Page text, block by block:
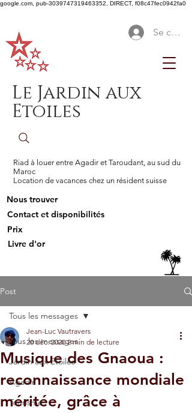
google.com, pub-3039747319463352, DIRECT, f08c47fec0942fa0
Se
Le Jardin aux
Etoiles
Riad à louer entre Agadir et Taroudant, au sud du
Maroc
Location de vacances chez un résident suisse
Nous trouver
Contact et disponibilités
Prix
Livre d'or
Post
Tous les messages
Jardin aux Etoiles
Agadir
Tourisme
Tous les messages
Musique des Gnaoua :
reconnaissance mondiale
méritée, grâce à
Jean-Luc Vautravers
20 déc. 2020 2 min de lecture